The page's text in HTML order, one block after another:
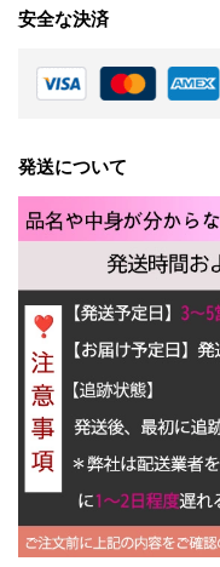
安全な決済
発送について